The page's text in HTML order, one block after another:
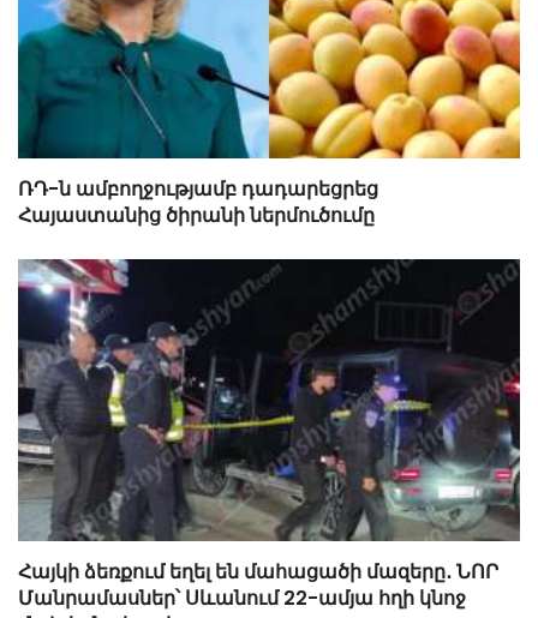
ՌԴ-ն ամբողջությամբ դադարեցրեց
Հայաստանից ծիրանի ներմուծումը
Հայկի ձեռքում եղել են մահացածի մազերը․ ՆՈՐ
Մանրամասներ՝ Սևանում 22-ամյա հղի կնոջ